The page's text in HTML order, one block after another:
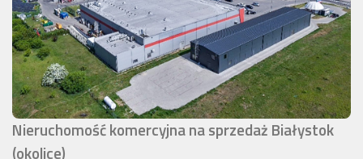
Nieruchomość komercyjna na sprzedaż Białystok
(okolice)